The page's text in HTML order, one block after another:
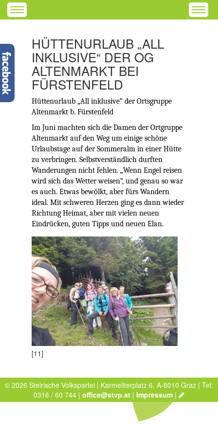
HÜTTENURLAUB „ALL
INKLUSIVE“ DER OG
ALTENMARKT BEI
FÜRSTENFELD
Hüttenurlaub „All inklusive“ der Ortsgruppe
Altenmarkt b. Fürstenfeld
Im Juni machten sich die Damen der Ortgruppe
Altenmarkt auf den Weg um einige schöne
Urlaubstage auf der Sommeralm in einer Hütte
zu verbringen. Selbstverständlich durften
Wanderungen nicht fehlen. „Wenn Engel reisen
wird sich das Wetter weisen“, und genau so war
es auch. Etwas bewölkt, aber fürs Wandern
ideal. Mit schweren Herzen ging es dann wieder
Richtung Heimat, aber mit vielen neuen
Eindrücken, guten Tipps und neuen Elan.
[11]
© 2026 Steirische Volkspartei | Karmeliterplatz 6, A-8010 Graz | Tel:
0316 / 60 744 | office@stvp.at | Impressum |